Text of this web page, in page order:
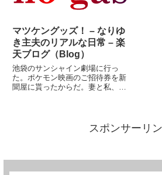
マツケングッズ！ – なりゆ
き主夫のリアルな日常 – 楽
天ブログ（Blog）
池袋のサンシャイン劇場に行っ
た。ポケモン映画のご招待券を新
聞屋に貰ったからだ。妻と私、子
くれとお願いして、私は上映時
間、池袋の街をブラブラさせても
スポンサーリ